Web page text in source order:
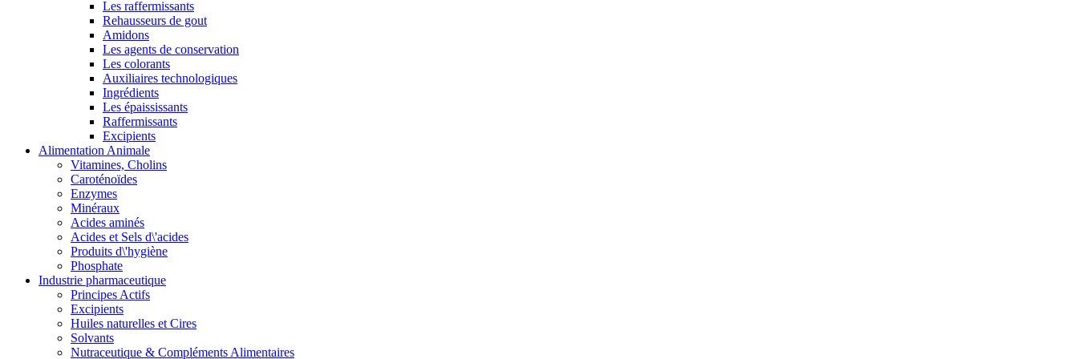
Les raffermissants
Rehausseurs de gout
Amidons
Les agents de conservation
Les colorants
Auxiliaires technologiques
Ingrédients
Les épaississants
Raffermissants
Excipients
Alimentation Animale
Vitamines, Cholins
Caroténoïdes
Enzymes
Minéraux
Acides aminés
Acides et Sels d\'acides
Produits d\'hygiène
Phosphate
Industrie pharmaceutique
Principes Actifs
Excipients
Huiles naturelles et Cires
Solvants
Nutraceutique & Compléments Alimentaires